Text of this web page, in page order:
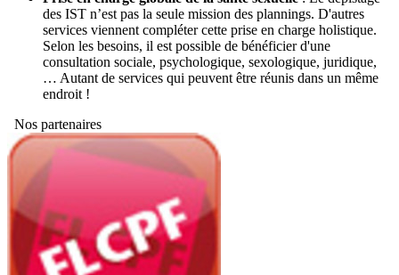
des IST n’est pas la seule mission des plannings. D'autres
services viennent compléter cette prise en charge holistique.
Selon les besoins, il est possible de bénéficier d'une
consultation sociale, psychologique, sexologique, juridique,
… Autant de services qui peuvent être réunis dans un même
endroit !
Nos partenaires